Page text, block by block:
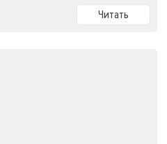
Читать